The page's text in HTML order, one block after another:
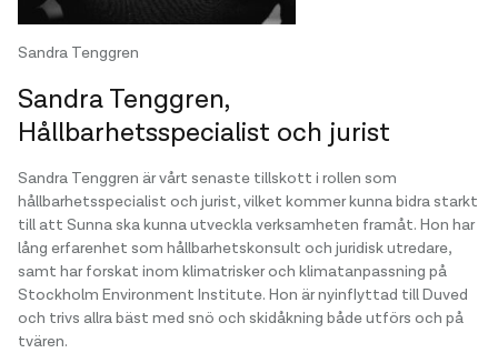
Sandra Tenggren
Sandra Tenggren,
Hållbarhetsspecialist och jurist
Sandra Tenggren är vårt senaste tillskott i rollen som
hållbarhetsspecialist och jurist, vilket kommer kunna bidra starkt
till att Sunna ska kunna utveckla verksamheten framåt. Hon har
lång erfarenhet som hållbarhetskonsult och juridisk utredare,
samt har forskat inom klimatrisker och klimatanpassning på
Stockholm Environment Institute. Hon är nyinflyttad till Duved
och trivs allra bäst med snö och skidåkning både utförs och på
tvären.